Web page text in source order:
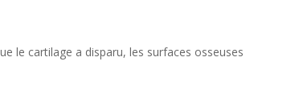
le cartilage a disparu, les surfaces osseuses